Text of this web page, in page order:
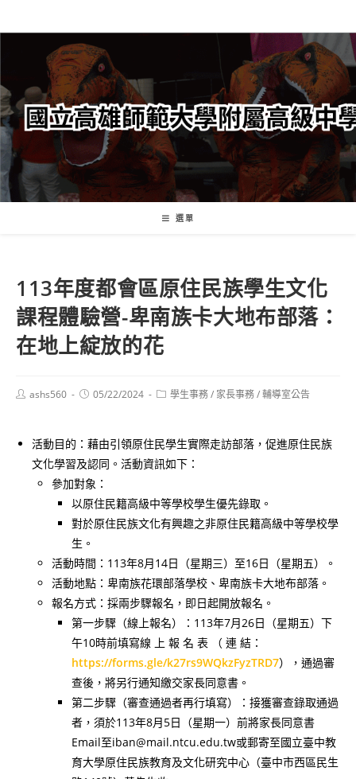
轉
要
內
容
選單
113年度都會區原住民族學生文化
課程體驗營-卑南族卡大地布部落：
在地上綻放的花
Postashs560
Post05/22/2024
Post學生事務/ 家長事務/輔導室公告
活動目的：藉由引領原住民學生實際走訪部落，促進原住民族
文化學習及認同。活動資訊如下：
參加對象：
以原住民籍高級中等學校學生優先錄取。
對於原住民族文化有興趣之非原住民籍高級中等學校學
生。
活動時間：113年8月14日（星期三）至16日（星期五）。
活動地點：卑南族花環部落學校、卑南族卡大地布部落。
報名方式：採兩步驟報名，即日起開放報名。
第一步驟（線上報名）：113年7月26日（星期五）下
午10時前填寫線 上 報 名 表 （ 連 結：
https://forms.gle/k27rs9WQkzFyzTRD7），通過審
查後，將另行通知繳交家長同意書。
第二步驟（審查通過者再行填寫）：接獲審查錄取通過
者，須於113年8月5日（星期一）前將家長同意書
Email至iban@mail.ntcu.edu.tw或郵寄至國立臺中教
育大學原住民族教育及文化研究中心（臺中市西區民生